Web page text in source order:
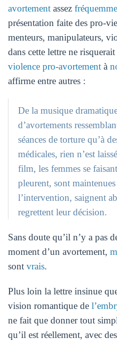
avortementassez
présentation faite des pro-
menteurs, manipulateurs,
dans cette lettre ne
violence pro-avortementà
affirme entre autres :
De la musique
d’avortements
séances de torture qu’à
médicales, rien n’est
film, les femmes se
pleurent, sont
l’intervention, saignent
regrettent leur décision.
Sans doute qu’il n’y a pas
moment d’un avortement,
sont vrais.
Plus loin la lettre insinue
vision romantique de
ne fait que donner tout
qu’il est réellement, avec